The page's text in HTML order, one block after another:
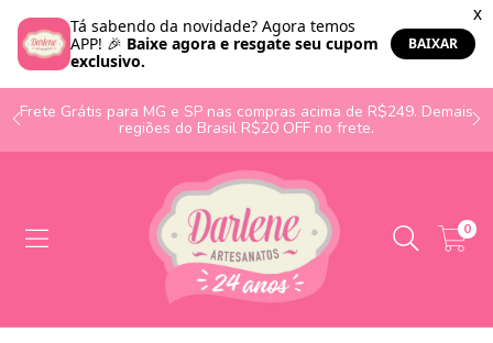
Frete Grátis para MG e SP nas compras acima de R$249. Demais
regiões do Brasil R$20 OFF no frete.
0